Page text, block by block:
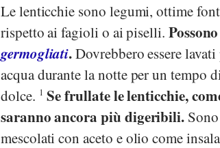
Le lenticchie sono legumi, ottime
rispetto ai fagioli o ai piselli.
germogliati.Dovrebbero essere
acqua durante la notte per un tempo
dolce. 1 Se frullate le lenticchie,
saranno ancora più digeribili.
mescolati con aceto e olio come